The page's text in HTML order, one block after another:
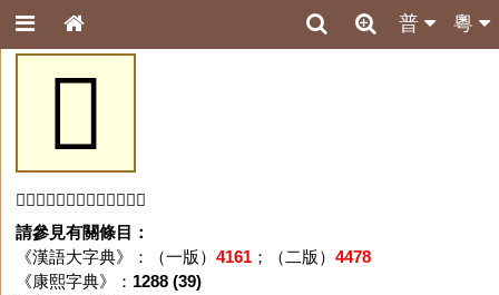
粵
普
𨼬
「𨼬」字未收錄於本資料庫。
請參見有關條目：
《漢語大字典》：（一版） 4161；（二版） 4478
《康熙字典》： 1288 (39)